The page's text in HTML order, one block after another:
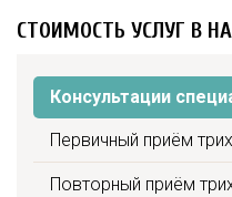
СТОИМОСТЬ УСЛУГ В
Консультации
Первичный приём
Повторный приём